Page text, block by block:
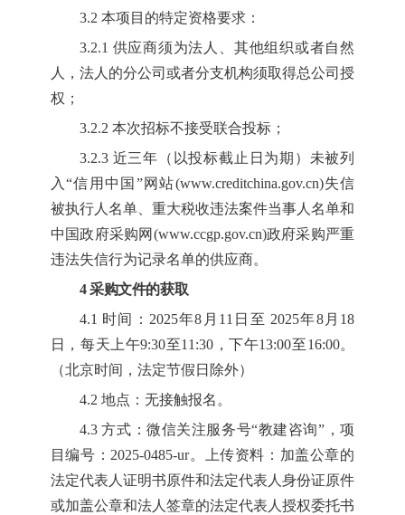
3.2 本项目的特定资格要求：
3.2.1 供应商须为法人、其他组织或者自然
人，法人的分公司或者分支机构须取得总公司授
权；
3.2.2 本次招标不接受联合投标；
3.2.3 近三年（以投标截止日为期）未被列
入“信用中国”网站(www.creditchina.gov.cn)失信
被执行人名单、重大税收违法案件当事人名单和
中国政府采购网(www.ccgp.gov.cn)政府采购严重
违法失信行为记录名单的供应商。
4 采购文件的获取
4.1 时间：2025年8 月 11 日至 2025年8月 18
日，每天上午9:30至11:30，下午13:00至16:00。
（北京时间，法定节假日除外）
4.2 地点： 无接触报名。
4.3 方式：微信关注服务号“教建咨询”，项
目编号：2025-0485-ur。上传资料：加盖公章的
法定代表人证明书原件和法定代表人身份证原件
或加盖公章和法人签章的法定代表人授权委托书